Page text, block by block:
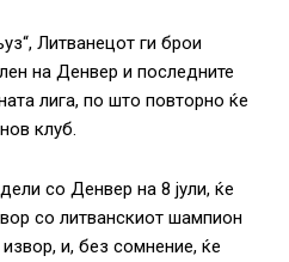
Литванецот ги брои
на Денвер и последните
лига, по што повторно ќе
клуб.
со Денвер на 8 јули, ќе
со литванскиот шампион
и, без сомнение, ќе